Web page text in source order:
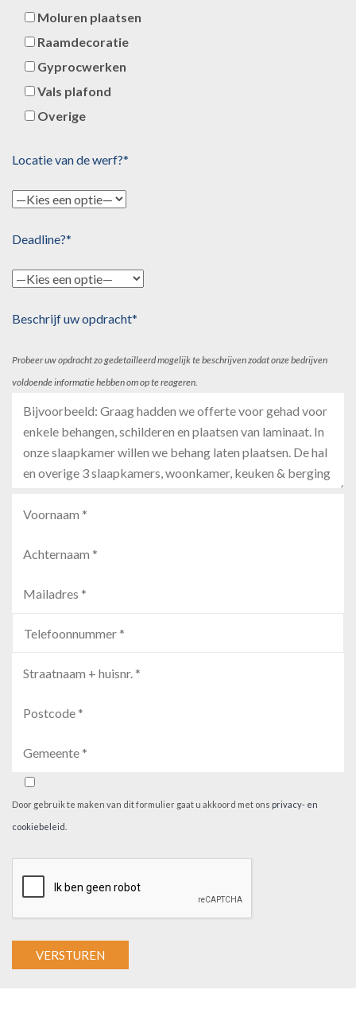
Moluren plaatsen
Raamdecoratie
Gyprocwerken
Vals plafond
Overige
Locatie van de werf?*
Deadline?*
Beschrijf uw opdracht*
Probeer uw opdracht zo gedetailleerd mogelijk te beschrijven zodat onze bedrijven
voldoende informatie hebben om op te reageren.
Door gebruik te maken van dit formulier gaat u akkoord met ons privacy- en
cookiebeleid